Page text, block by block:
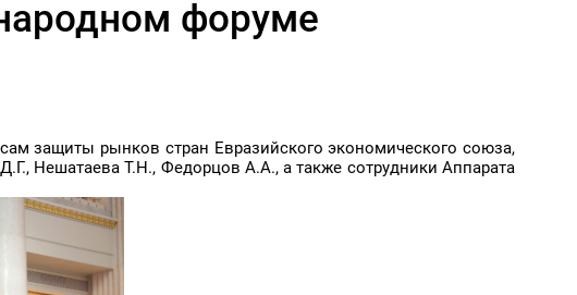
форуме
защиты рынков стран Евразийского экономического союза,
Нешатаева Т.Н., Федорцов А.А., а также сотрудники Аппарата